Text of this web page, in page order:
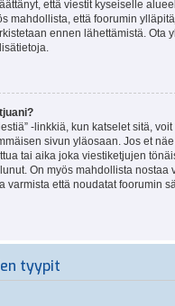
että viestit kyseiselle
mahdollista, että foorumin
ennen lähettämistä. Ota
-linkkiä, kun katselet sitä, voit
sivun yläosaan. Jos et
tai aika joka viestiketjujen
On myös mahdollista nostaa
varmista että noudatat foorumin
tyypit